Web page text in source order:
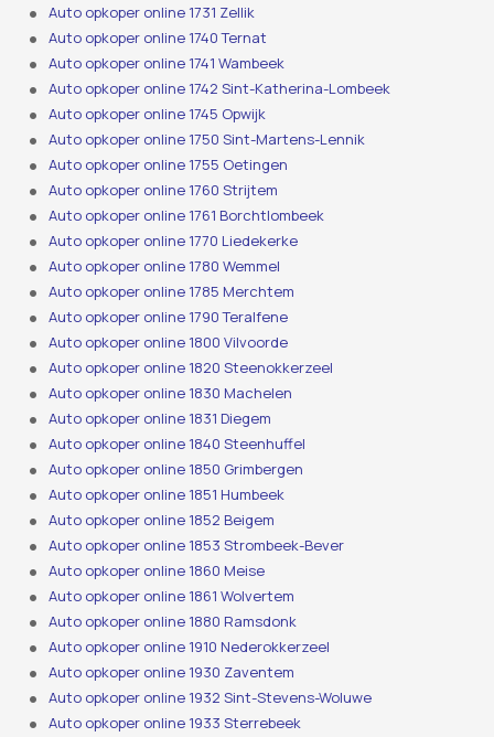
Auto opkoper online 1731 Zellik
Auto opkoper online 1740 Ternat
Auto opkoper online 1741 Wambeek
Auto opkoper online 1742 Sint-Katherina-Lombeek
Auto opkoper online 1745 Opwijk
Auto opkoper online 1750 Sint-Martens-Lennik
Auto opkoper online 1755 Oetingen
Auto opkoper online 1760 Strijtem
Auto opkoper online 1761 Borchtlombeek
Auto opkoper online 1770 Liedekerke
Auto opkoper online 1780 Wemmel
Auto opkoper online 1785 Merchtem
Auto opkoper online 1790 Teralfene
Auto opkoper online 1800 Vilvoorde
Auto opkoper online 1820 Steenokkerzeel
Auto opkoper online 1830 Machelen
Auto opkoper online 1831 Diegem
Auto opkoper online 1840 Steenhuffel
Auto opkoper online 1850 Grimbergen
Auto opkoper online 1851 Humbeek
Auto opkoper online 1852 Beigem
Auto opkoper online 1853 Strombeek-Bever
Auto opkoper online 1860 Meise
Auto opkoper online 1861 Wolvertem
Auto opkoper online 1880 Ramsdonk
Auto opkoper online 1910 Nederokkerzeel
Auto opkoper online 1930 Zaventem
Auto opkoper online 1932 Sint-Stevens-Woluwe
Auto opkoper online 1933 Sterrebeek